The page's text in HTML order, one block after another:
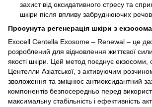
захист від оксидативного стресу та
шкіри після впливу забруднюючих
Просунута регенерація шкіри з
Exocell Centella Exosome – Renewal – це
розроблений для відновлення життєвої
якості шкіри. Цей метод поєднує екзосоми,
Центелли Азіатської, з активуючим
зволоження та зміцнює антиоксидантний
компонентів безпосередньо перед
максимальну стабільність і ефективність